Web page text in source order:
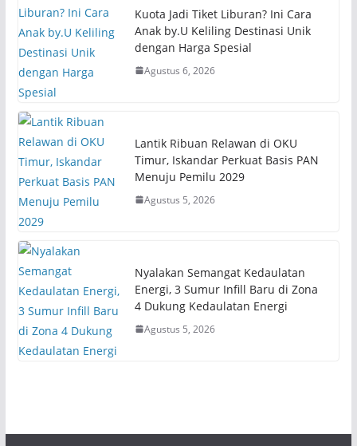
Kuota Jadi Tiket Liburan? Ini Cara
Anak by.U Keliling Destinasi Unik
dengan Harga Spesial
Agustus 6, 2026
Lantik Ribuan Relawan di OKU
Timur, Iskandar Perkuat Basis PAN
Menuju Pemilu 2029
Agustus 5, 2026
Nyalakan Semangat Kedaulatan
Energi, 3 Sumur Infill Baru di Zona
4 Dukung Kedaulatan Energi
Agustus 5, 2026